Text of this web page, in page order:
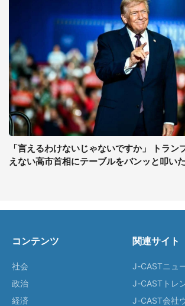
「言えるわけないじゃないですか」 トラン
えない高市首相にテーブルをバンッと叩い
コンテンツ
社会
政治
経済
関連サイト
J-CASTニュ
J-CASTトレ
J-CAST会社